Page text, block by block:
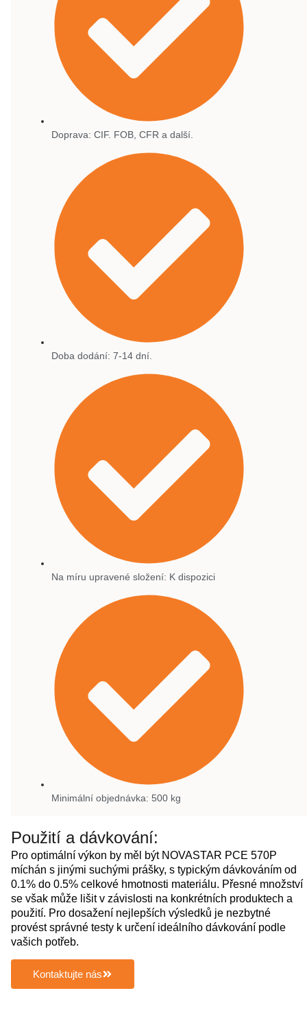
Doprava: CIF. FOB, CFR a další.
Doba dodání: 7-14 dní.
Na míru upravené složení: K dispozici
Minimální objednávka: 500 kg
Použití a dávkování:
Pro optimální výkon by měl být NOVASTAR PCE 570P
míchán s jinými suchými prášky, s typickým dávkováním od
0.1% do 0.5% celkové hmotnosti materiálu. Přesné množství
se však může lišit v závislosti na konkrétních produktech a
použití. Pro dosažení nejlepších výsledků je nezbytné
provést správné testy k určení ideálního dávkování podle
vašich potřeb.
Kontaktujte nás